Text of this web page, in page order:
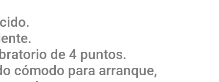
de 4 puntos.
cómodo para arranque,